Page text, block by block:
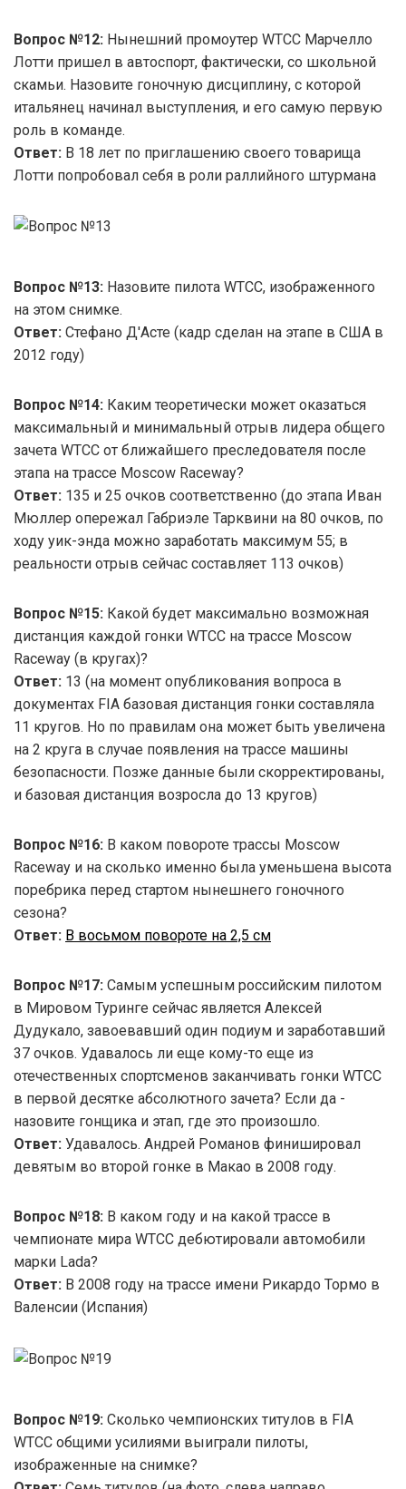
Вопрос №12: Нынешний промоутер WTCC Марчелло
Лотти пришел в автоспорт, фактически, со школьной
скамьи. Назовите гоночную дисциплину, с которой
итальянец начинал выступления, и его самую первую
роль в команде.
Ответ: В 18 лет по приглашению своего товарища
Лотти попробовал себя в роли раллийного штурмана
Вопрос №13: Назовите пилота WTCC, изображенного
на этом снимке.
Ответ: Стефано Д'Асте (кадр сделан на этапе в США в
2012 году)
Вопрос №14: Каким теоретически может оказаться
максимальный и минимальный отрыв лидера общего
зачета WTCC от ближайшего преследователя после
этапа на трассе Moscow Raceway?
Ответ: 135 и 25 очков соответственно (до этапа Иван
Мюллер опережал Габриэле Тарквини на 80 очков, по
ходу уик-энда можно заработать максимум 55; в
реальности отрыв сейчас составляет 113 очков)
Вопрос №15: Какой будет максимально возможная
дистанция каждой гонки WTCC на трассе Moscow
Raceway (в кругах)?
Ответ: 13 (на момент опубликования вопроса в
документах FIA базовая дистанция гонки составляла
11 кругов. Но по правилам она может быть увеличена
на 2 круга в случае появления на трассе машины
безопасности. Позже данные были скорректированы,
и базовая дистанция возросла до 13 кругов)
Вопрос №16: В каком повороте трассы Moscow
Raceway и на сколько именно была уменьшена высота
поребрика перед стартом нынешнего гоночного
сезона?
Ответ: В восьмом повороте на 2,5 см
Вопрос №17: Самым успешным российским пилотом
в Мировом Туринге сейчас является Алексей
Дудукало, завоевавший один подиум и заработавший
37 очков. Удавалось ли еще кому-то еще из
отечественных спортсменов заканчивать гонки WTCC
в первой десятке абсолютного зачета? Если да -
назовите гонщика и этап, где это произошло.
Ответ: Удавалось. Андрей Романов финишировал
девятым во второй гонке в Макао в 2008 году.
Вопрос №18: В каком году и на какой трассе в
чемпионате мира WTCC дебютировали автомобили
марки Lada?
Ответ: В 2008 году на трассе имени Рикардо Тормо в
Валенсии (Испания)
Вопрос №19: Сколько чемпионских титулов в FIA
WTCC общими усилиями выиграли пилоты,
изображенные на снимке?